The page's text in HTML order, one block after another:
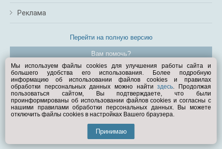
Реклама
Перейти на полную версию
Вам помочь?
© Exist.ru 1998—2026
Мы используем файлы cookies для улучшения работы сайта и
большего удобства его использования. Более подробную
информацию об использовании файлов cookies и правилах
обработки персональных данных можно найтиздесь. Продолжая
пользоваться сайтом, Вы подтверждаете, что были
проинформированы об использовании файлов cookies и согласны с
нашими правилами обработки персональных данных. Вы можете
отключить файлы cookies в настройках Вашего браузера.
Принимаю